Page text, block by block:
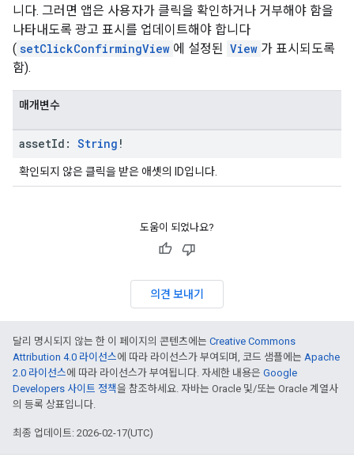
니다. 그러면 앱은 사용자가 클릭을 확인하거나 거부해야 함을
나타내도록 광고 표시를 업데이트해야 합니다
( setClickConfirmingView 에 설정된 View 가 표시되도록
함).
매개변수
assetId: String !
확인되지 않은 클릭을 받은 애셋의 ID입니다.
도움이 되었나요?
의견 보내기
달리 명시되지 않는 한 이 페이지의 콘텐츠에는 Creative Commons
Attribution 4.0 라이선스에 따라 라이선스가 부여되며, 코드 샘플에는 Apache
2.0 라이선스에 따라 라이선스가 부여됩니다. 자세한 내용은 Google
Developers 사이트 정책을 참조하세요. 자바는 Oracle 및/또는 Oracle 계열사
의 등록 상표입니다.
최종 업데이트: 2026-02-17(UTC)